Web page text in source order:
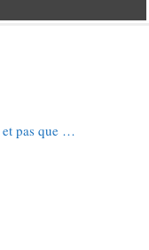
et pas que …